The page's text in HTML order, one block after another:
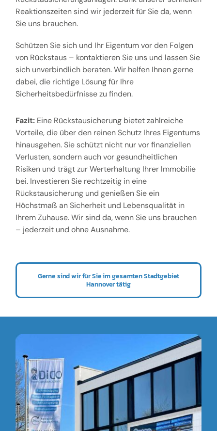
Reaktionszeiten sind wir jederzeit für Sie da, wenn
Sie uns brauchen.
Schützen Sie sich und Ihr Eigentum vor den Folgen
von Rückstaus – kontaktieren Sie uns und lassen Sie
sich unverbindlich beraten. Wir helfen Ihnen gerne
dabei, die richtige Lösung für Ihre
Sicherheitsbedürfnisse zu finden.
Fazit:Eine Rückstausicherung bietet zahlreiche
Vorteile, die über den reinen Schutz Ihres Eigentums
hinausgehen. Sie schützt nicht nur vor finanziellen
Verlusten, sondern auch vor gesundheitlichen
Risiken und trägt zur Werterhaltung Ihrer Immobilie
bei. Investieren Sie rechtzeitig in eine
Rückstausicherung und genießen Sie ein
Höchstmaß an Sicherheit und Lebensqualität in
Ihrem Zuhause. Wir sind da, wenn Sie uns brauchen
– jederzeit und ohne Ausnahme.
Gerne sind wir für Sie im gesamten Stadtgebiet
Hannover tätig